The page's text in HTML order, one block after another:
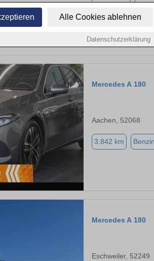
Alle Cookies ablehnen
Datenschutzerklärung
Mercedes A 180
Aachen, 52068
3.842 km Benzin
Mercedes A 180
Eschweiler, 52249